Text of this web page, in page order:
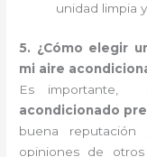
unidad limpia
5. ¿Cómo elegir
mi aire
Es
acondicionado
buena reputación
opiniones de